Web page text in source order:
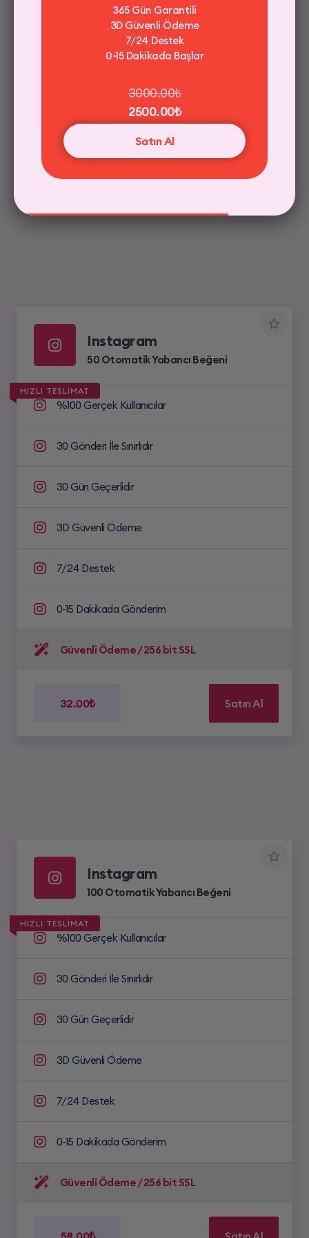
Güvenli Ödeme / 256 bit SSL
Satın Al
Instagram
50 Otomatik Yabancı Beğeni
HIZLI TESLİMAT
%100 Gerçek Kullanıcılar
30 Gönderi İle Sınırlıdır
30 Gün Geçerlidir
3D Güvenli Ödeme
7/24 Destek
0-15 Dakikada Gönderim
Güvenli Ödeme / 256 bit SSL
32.00₺ Satın Al
Instagram
100 Otomatik Yabancı Beğeni
HIZLI TESLİMAT
%100 Gerçek Kullanıcılar
30 Gönderi İle Sınırlıdır
30 Gün Geçerlidir
3D Güvenli Ödeme
7/24 Destek
0-15 Dakikada Gönderim
Güvenli Ödeme / 256 bit SSL
365 Gün Garantili
3D Güvenli Ödeme
7/24 Destek
0-15 Dakikada Başlar
3000.00₺
2500.00₺
Satın Al